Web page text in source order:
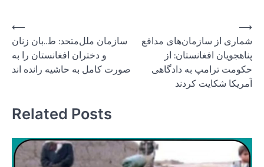
Post
navigation
⟵
سازمان‌ ملل‌متحد: ط..بان زنان
و دختران افغانستان را به
صورت کامل به حاشیه رانده ‌اند
شماری از سازمان‌های مدافع
پناهجویان افغانستان: از
حکومت ترامپ به دادگاهی
آمریکا شکایت کردند
⟶
Related Posts